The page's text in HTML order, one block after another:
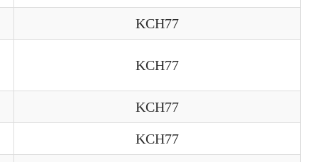
KCH77
KCH77
KCH77
KCH77